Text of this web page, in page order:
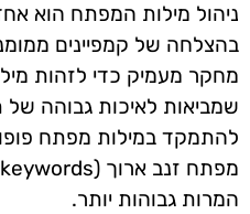
ניהול מילות המפתח הוא
בהצלחה של קמפיינים
מחקר מעמיק כדי לזהות
שמביאות לאיכות גבוהה
להתמקד במילות מפתח
המרות גבוהות יותר.